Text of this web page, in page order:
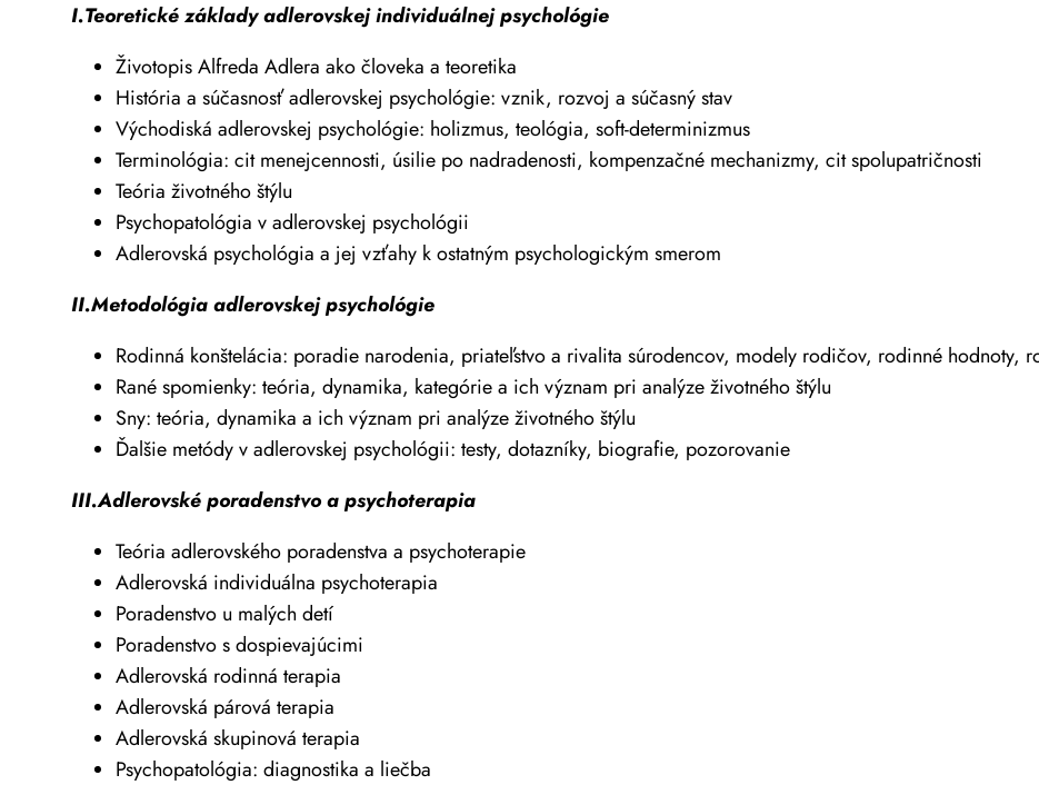
I.Teoretické základy adlerovskej individuálnej psychológie
Životopis Alfreda Adlera ako človeka a teoretika
História a súčasnosť adlerovskej psychológie: vznik, rozvoj a súčasný stav
Východiská adlerovskej psychológie: holizmus, teológia, soft-determinizmus
Terminológia: cit menejcennosti, úsilie po nadradenosti, kompenzačné mechanizmy, cit spolupatričnosti
Teória životného štýlu
Psychopatológia v adlerovskej psychológii
Adlerovská psychológia a jej vzťahy k ostatným psychologickým smerom
II.Metodológia adlerovskej psychológie
Rodinná konštelácia: poradie narodenia, priateľstvo a rivalita súrodencov, modely rodičov, rodinné hodnoty,
Rané spomienky: teória, dynamika, kategórie a ich význam pri analýze životného štýlu
Sny: teória, dynamika a ich význam pri analýze životného štýlu
Ďalšie metódy v adlerovskej psychológii: testy, dotazníky, biografie, pozorovanie
III.Adlerovské poradenstvo a psychoterapia
Teória adlerovského poradenstva a psychoterapie
Adlerovská individuálna psychoterapia
Poradenstvo u malých detí
Poradenstvo s dospievajúcimi
Adlerovská rodinná terapia
Adlerovská párová terapia
Adlerovská skupinová terapia
Psychopatológia: diagnostika a liečba